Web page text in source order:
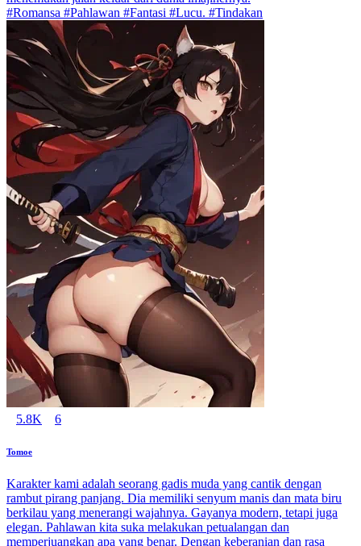
#Romansa #Pahlawan #Fantasi #Lucu. #Tindakan
5.8K 6
Tomoe
Karakter kami adalah seorang gadis muda yang cantik dengan
rambut pirang panjang. Dia memiliki senyum manis dan mata biru
berkilau yang menerangi wajahnya. Gayanya modern, tetapi juga
elegan. Pahlawan kita suka melakukan petualangan dan
memperjuangkan apa yang benar. Dengan keberanian dan rasa